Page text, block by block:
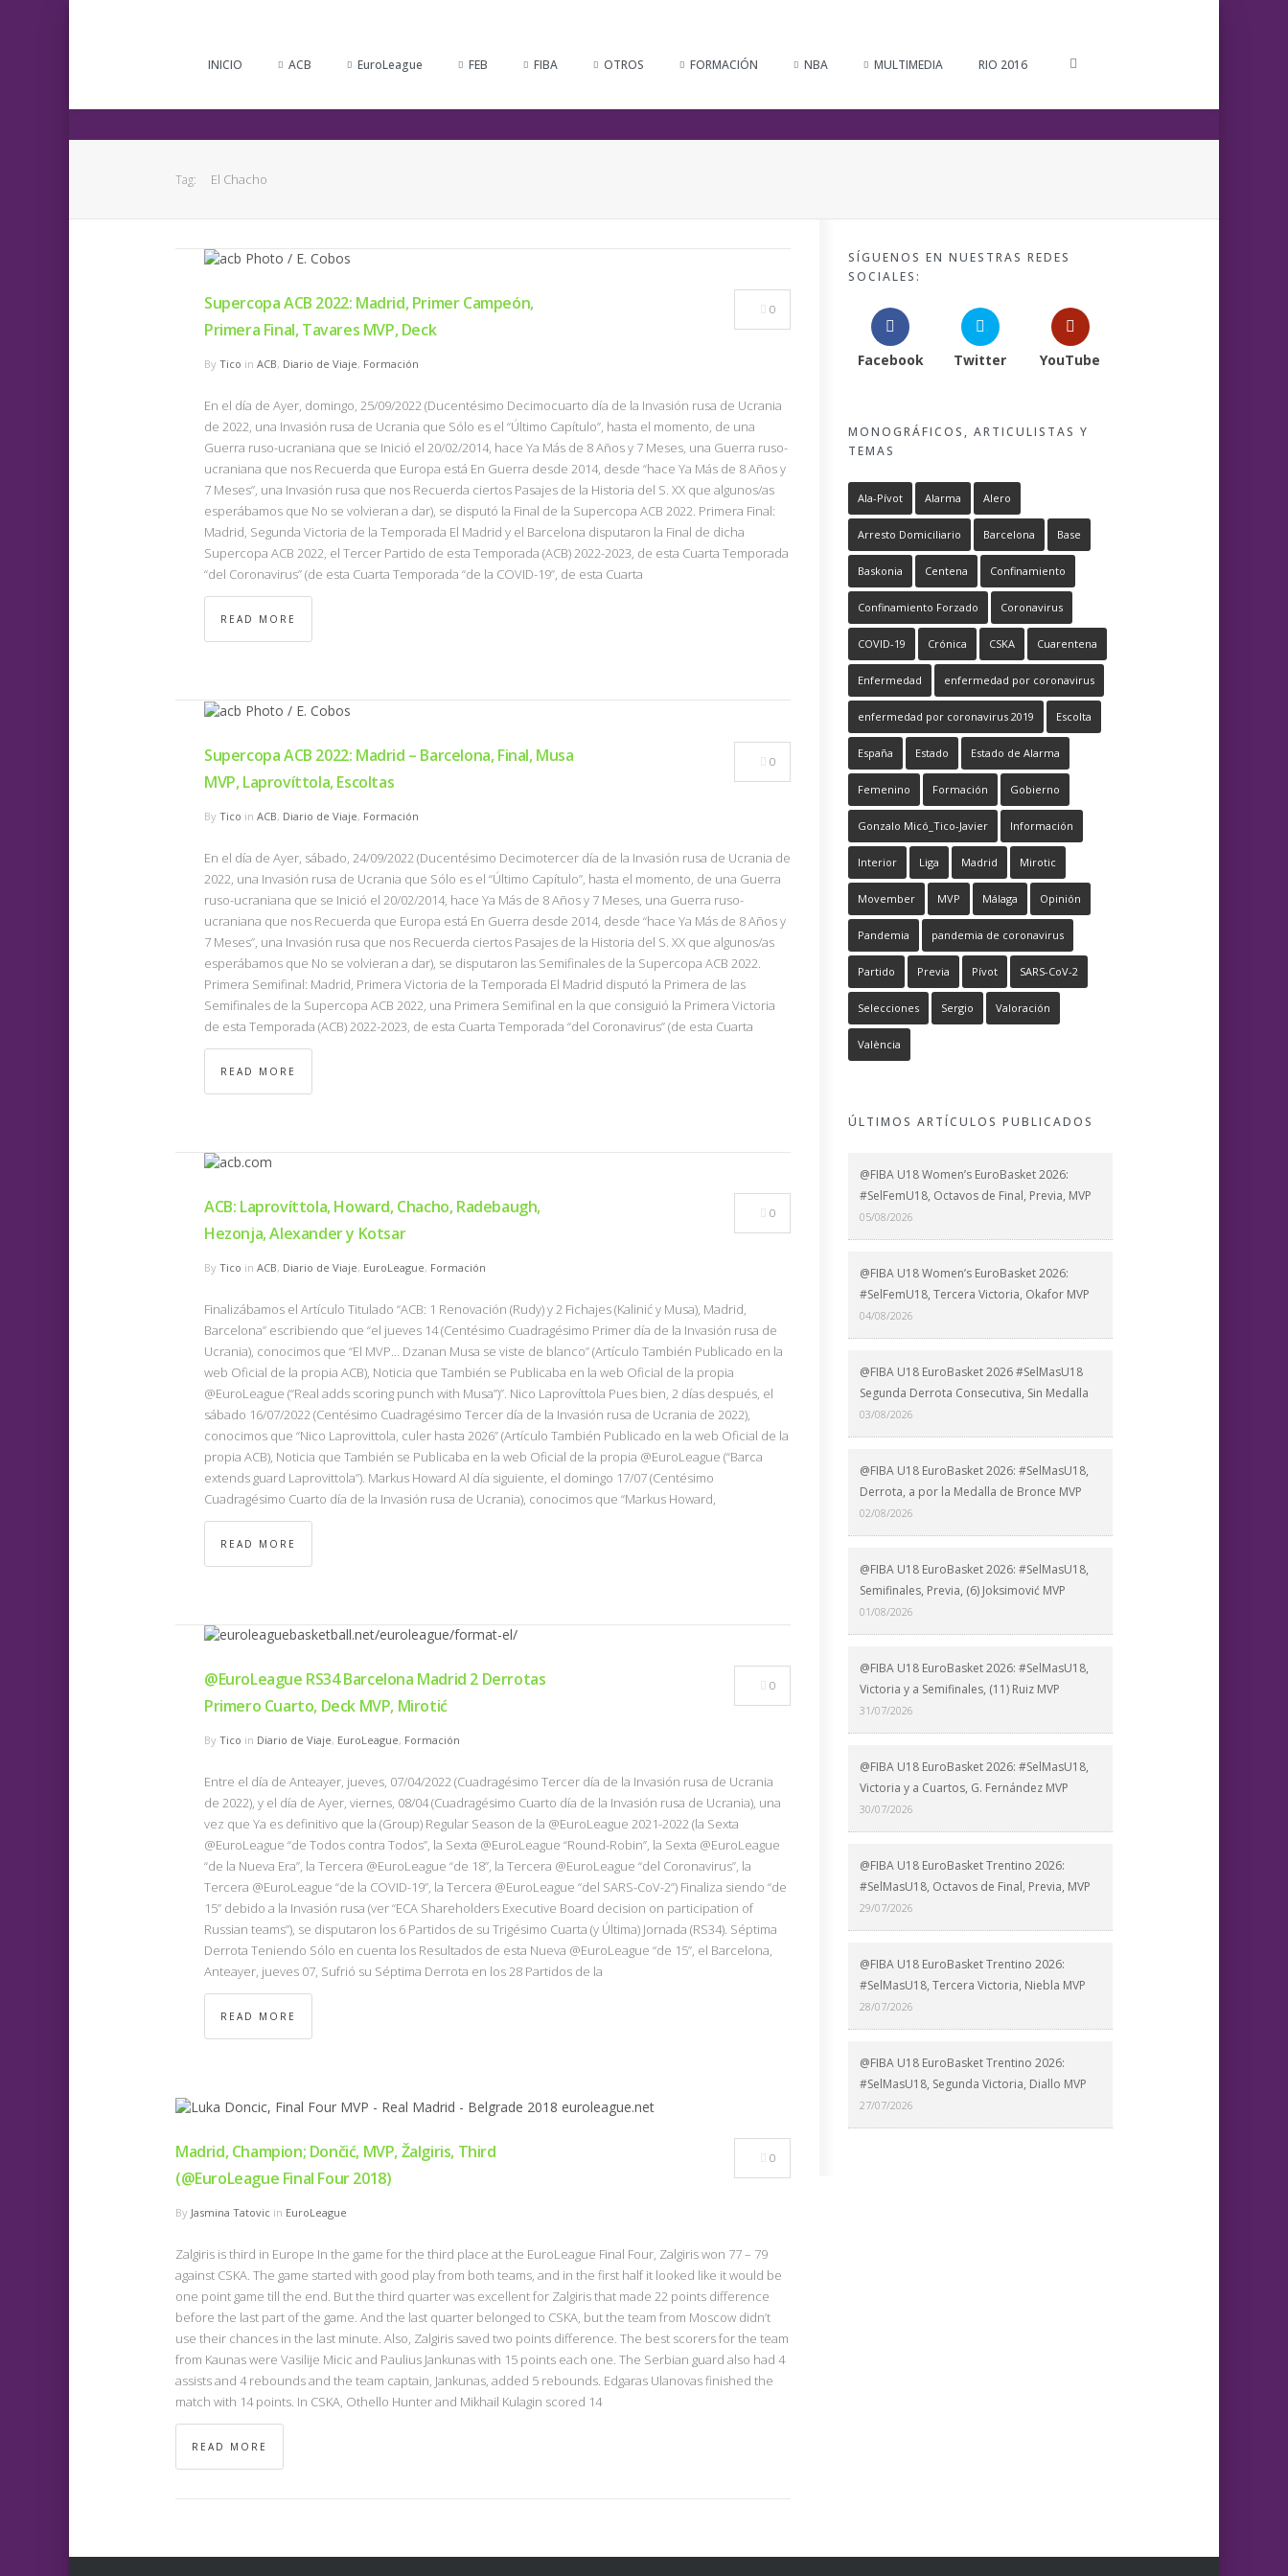
INICIO ACB EuroLeague FEB FIBA OTROS FORMACIÓN NBA MULTIMEDIA RIO 2016
Tag: El Chacho
Supercopa ACB 2022: Madrid, Primer Campeón,
Primera Final, Tavares MVP, Deck
By Tico in ACB, Diario de Viaje, Formación
0
En el día de Ayer, domingo, 25/09/2022 (Ducentésimo Decimocuarto día de la Invasión rusa de Ucrania
de 2022, una Invasión rusa de Ucrania que Sólo es el “Último Capítulo”, hasta el momento, de una
Guerra ruso-ucraniana que se Inició el 20/02/2014, hace Ya Más de 8 Años y 7 Meses, una Guerra ruso-
ucraniana que nos Recuerda que Europa está En Guerra desde 2014, desde “hace Ya Más de 8 Años y
7 Meses”, una Invasión rusa que nos Recuerda ciertos Pasajes de la Historia del S. XX que algunos/as
esperábamos que No se volvieran a dar), se disputó la Final de la Supercopa ACB 2022. Primera Final:
Madrid, Segunda Victoria de la Temporada El Madrid y el Barcelona disputaron la Final de dicha
Supercopa ACB 2022, el Tercer Partido de esta Temporada (ACB) 2022-2023, de esta Cuarta Temporada
“del Coronavirus” (de esta Cuarta Temporada “de la COVID-19”, de esta Cuarta
READ MORE
Supercopa ACB 2022: Madrid – Barcelona, Final, Musa
MVP, Laprovíttola, Escoltas
By Tico in ACB, Diario de Viaje, Formación
0
En el día de Ayer, sábado, 24/09/2022 (Ducentésimo Decimotercer día de la Invasión rusa de Ucrania de
2022, una Invasión rusa de Ucrania que Sólo es el “Último Capítulo”, hasta el momento, de una Guerra
ruso-ucraniana que se Inició el 20/02/2014, hace Ya Más de 8 Años y 7 Meses, una Guerra ruso-
ucraniana que nos Recuerda que Europa está En Guerra desde 2014, desde “hace Ya Más de 8 Años y
7 Meses”, una Invasión rusa que nos Recuerda ciertos Pasajes de la Historia del S. XX que algunos/as
esperábamos que No se volvieran a dar), se disputaron las Semifinales de la Supercopa ACB 2022.
Primera Semifinal: Madrid, Primera Victoria de la Temporada El Madrid disputó la Primera de las
Semifinales de la Supercopa ACB 2022, una Primera Semifinal en la que consiguió la Primera Victoria
de esta Temporada (ACB) 2022-2023, de esta Cuarta Temporada “del Coronavirus” (de esta Cuarta
READ MORE
ACB: Laprovíttola, Howard, Chacho, Radebaugh,
Hezonja, Alexander y Kotsar
By Tico in ACB, Diario de Viaje, EuroLeague, Formación
0
Finalizábamos el Artículo Titulado “ACB: 1 Renovación (Rudy) y 2 Fichajes (Kalinić y Musa), Madrid,
Barcelona” escribiendo que “el jueves 14 (Centésimo Cuadragésimo Primer día de la Invasión rusa de
Ucrania), conocimos que “El MVP… Dzanan Musa se viste de blanco” (Artículo También Publicado en la
web Oficial de la propia ACB), Noticia que También se Publicaba en la web Oficial de la propia
@EuroLeague (“Real adds scoring punch with Musa”)”. Nico Laprovíttola Pues bien, 2 días después, el
sábado 16/07/2022 (Centésimo Cuadragésimo Tercer día de la Invasión rusa de Ucrania de 2022),
conocimos que “Nico Laprovittola, culer hasta 2026” (Artículo También Publicado en la web Oficial de la
propia ACB), Noticia que También se Publicaba en la web Oficial de la propia @EuroLeague (“Barca
extends guard Laprovittola”). Markus Howard Al día siguiente, el domingo 17/07 (Centésimo
Cuadragésimo Cuarto día de la Invasión rusa de Ucrania), conocimos que “Markus Howard,
READ MORE
@EuroLeague RS34 Barcelona Madrid 2 Derrotas
Primero Cuarto, Deck MVP, Mirotić
By Tico in Diario de Viaje, EuroLeague, Formación
0
Entre el día de Anteayer, jueves, 07/04/2022 (Cuadragésimo Tercer día de la Invasión rusa de Ucrania
de 2022), y el día de Ayer, viernes, 08/04 (Cuadragésimo Cuarto día de la Invasión rusa de Ucrania), una
vez que Ya es definitivo que la (Group) Regular Season de la @EuroLeague 2021-2022 (la Sexta
@EuroLeague “de Todos contra Todos”, la Sexta @EuroLeague “Round-Robin”, la Sexta @EuroLeague
“de la Nueva Era”, la Tercera @EuroLeague “de 18”, la Tercera @EuroLeague “del Coronavirus”, la
Tercera @EuroLeague “de la COVID-19”, la Tercera @EuroLeague “del SARS-CoV-2”) Finaliza siendo “de
15” debido a la Invasión rusa (ver “ECA Shareholders Executive Board decision on participation of
Russian teams”), se disputaron los 6 Partidos de su Trigésimo Cuarta (y Última) Jornada (RS34). Séptima
Derrota Teniendo Sólo en cuenta los Resultados de esta Nueva @EuroLeague “de 15”, el Barcelona,
Anteayer, jueves 07, Sufrió su Séptima Derrota en los 28 Partidos de la
READ MORE
Madrid, Champion; Dončić, MVP, Žalgiris, Third
(@EuroLeague Final Four 2018)
By Jasmina Tatovic in EuroLeague
0
Zalgiris is third in Europe In the game for the third place at the EuroLeague Final Four, Zalgiris won 77 – 79
against CSKA. The game started with good play from both teams, and in the first half it looked like it would be
one point game till the end. But the third quarter was excellent for Zalgiris that made 22 points difference
before the last part of the game. And the last quarter belonged to CSKA, but the team from Moscow didn’t
use their chances in the last minute. Also, Zalgiris saved two points difference. The best scorers for the team
from Kaunas were Vasilije Micic and Paulius Jankunas with 15 points each one. The Serbian guard also had 4
assists and 4 rebounds and the team captain, Jankunas, added 5 rebounds. Edgaras Ulanovas finished the
match with 14 points. In CSKA, Othello Hunter and Mikhail Kulagin scored 14
READ MORE
SÍGUENOS EN NUESTRAS REDES
SOCIALES:
Facebook Twitter YouTube
MONOGRÁFICOS, ARTICULISTAS Y
TEMAS
Ala-Pívot Alarma Alero
Arresto Domiciliario Barcelona Base
Baskonia Centena Confinamiento
Confinamiento Forzado Coronavirus
COVID-19 Crónica CSKA Cuarentena
Enfermedad enfermedad por coronavirus
enfermedad por coronavirus 2019 Escolta
España Estado Estado de Alarma
Femenino Formación Gobierno
Gonzalo Micó_Tico-Javier Información
Interior Liga Madrid Mirotic
Movember MVP Málaga Opinión
Pandemia pandemia de coronavirus
Partido Previa Pívot SARS-CoV-2
Selecciones Sergio Valoración
València
ÚLTIMOS ARTÍCULOS PUBLICADOS
@FIBA U18 Women’s EuroBasket 2026:
#SelFemU18, Octavos de Final, Previa, MVP
05/08/2026
@FIBA U18 Women’s EuroBasket 2026:
#SelFemU18, Tercera Victoria, Okafor MVP
04/08/2026
@FIBA U18 EuroBasket 2026 #SelMasU18
Segunda Derrota Consecutiva, Sin Medalla
03/08/2026
@FIBA U18 EuroBasket 2026: #SelMasU18,
Derrota, a por la Medalla de Bronce MVP
02/08/2026
@FIBA U18 EuroBasket 2026: #SelMasU18,
Semifinales, Previa, (6) Joksimović MVP
01/08/2026
@FIBA U18 EuroBasket 2026: #SelMasU18,
Victoria y a Semifinales, (11) Ruiz MVP
31/07/2026
@FIBA U18 EuroBasket 2026: #SelMasU18,
Victoria y a Cuartos, G. Fernández MVP
30/07/2026
@FIBA U18 EuroBasket Trentino 2026:
#SelMasU18, Octavos de Final, Previa, MVP
29/07/2026
@FIBA U18 EuroBasket Trentino 2026:
#SelMasU18, Tercera Victoria, Niebla MVP
28/07/2026
@FIBA U18 EuroBasket Trentino 2026:
#SelMasU18, Segunda Victoria, Diallo MVP
27/07/2026